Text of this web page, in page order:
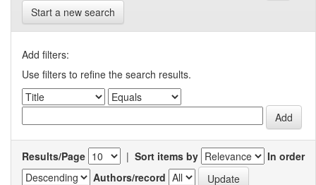
Start a new search
Add filters:
Use filters to refine the search results.
Results/Page | Sort items by
In order
Authors/record